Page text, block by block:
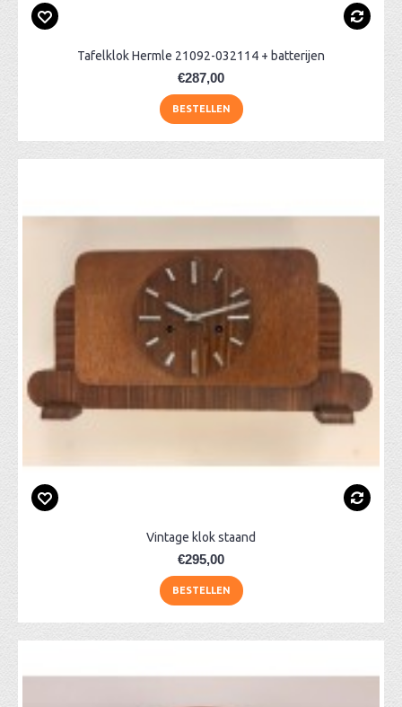
Tafelklok Hermle 21092-032114 + batterijen
€287,00
BESTELLEN
Vintage klok staand
€295,00
BESTELLEN